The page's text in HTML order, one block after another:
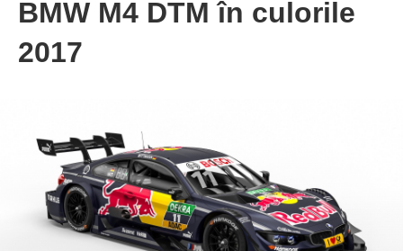
BMW M4 DTM în culorile
2017